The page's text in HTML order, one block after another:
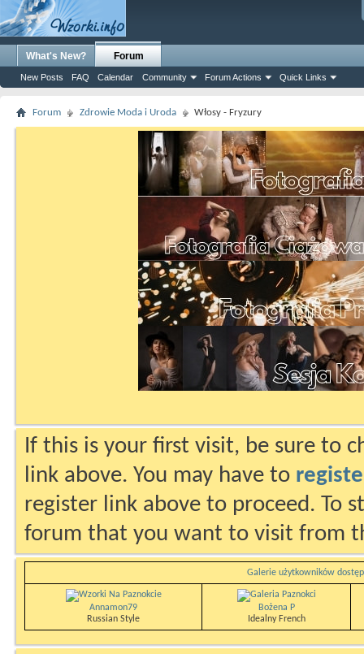
What's New? Forum
New Posts FAQ Calendar Community Forum Actions Quick Links
Forum Zdrowie Moda i Uroda Włosy - Fryzury
If this is your first visit, be sure to
link above. You may have to
register link above to proceed. To
forum that you want to visit from
Galerie użytkowników
Annamon79
Russian Style
Bożena P
Idealny French